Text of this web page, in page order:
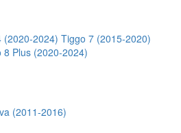
(2020-2024) Tiggo 7 (2015-2020)
8 Plus (2020-2024)
(2011-2016)